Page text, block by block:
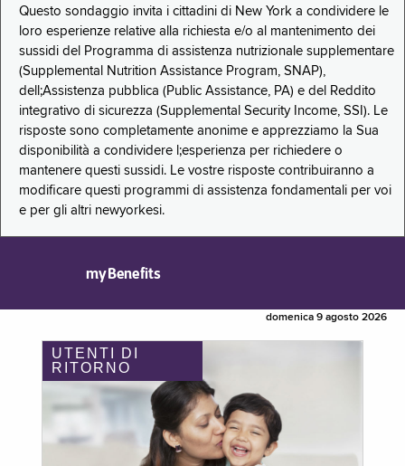
Questo sondaggio invita i cittadini di New York a condividere le
loro esperienze relative alla richiesta e/o al mantenimento dei
sussidi del Programma di assistenza nutrizionale supplementare
(Supplemental Nutrition Assistance Program, SNAP),
dell;Assistenza pubblica (Public Assistance, PA) e del Reddito
integrativo di sicurezza (Supplemental Security Income, SSI). Le
risposte sono completamente anonime e apprezziamo la Sua
disponibilità a condividere l;esperienza per richiedere o
mantenere questi sussidi. Le vostre risposte contribuiranno a
modificare questi programmi di assistenza fondamentali per voi
e per gli altri newyorkesi.
myBenefits
domenica 9 agosto 2026
UTENTI DI
RITORNO